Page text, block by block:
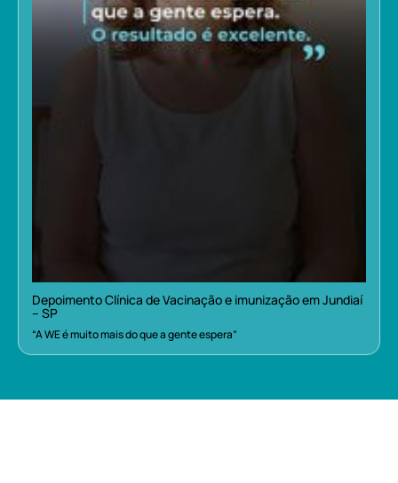
Depoimento Clínica de Vacinação e imunização em Jundiaí
– SP
“A WE é muito mais do que a gente espera”